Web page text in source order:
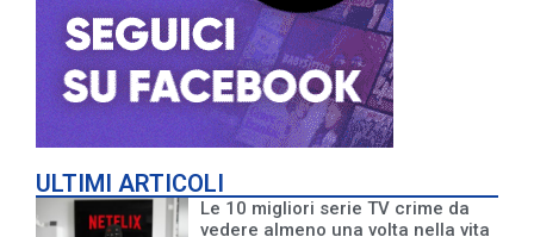
ULTIMI ARTICOLI
Le 10 migliori serie TV crime da
vedere almeno una volta nella vita